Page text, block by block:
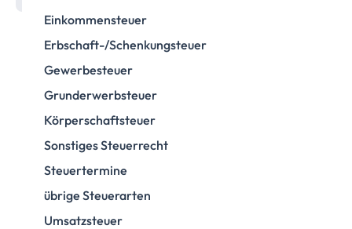
Einkommensteuer
Erbschaft-/Schenkungsteuer
Gewerbesteuer
Grunderwerbsteuer
Körperschaftsteuer
Sonstiges Steuerrecht
Steuertermine
übrige Steuerarten
Umsatzsteuer